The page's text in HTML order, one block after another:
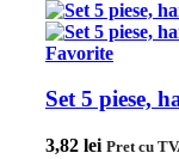
Favorite
Set 5 piese,
3,82 lei Pret cu